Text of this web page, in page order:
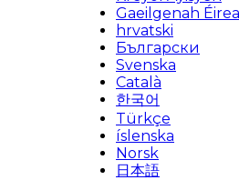
Gaeilgenah
hrvatski
Български
Svenska
Català
한국어
Türkçe
íslenska
Norsk
日本語